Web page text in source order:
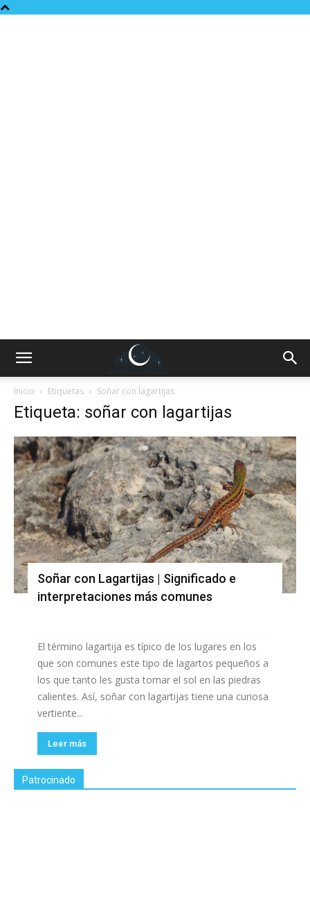
Inicio Etiquetas Soñar con lagartijas
Etiqueta: soñar con lagartijas
Soñar con Lagartijas | Significado e
interpretaciones más comunes
El término lagartija es típico de los lugares en los
que son comunes este tipo de lagartos pequeños a
los que tanto les gusta tomar el sol en las piedras
calientes. Así, soñar con lagartijas tiene una curiosa
vertiente...
Leer más
Patrocinado